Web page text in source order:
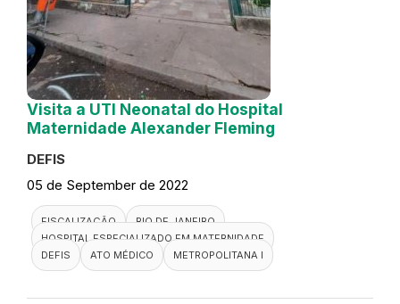
Visita a UTI Neonatal do Hospital
Maternidade Alexander Fleming
DEFIS
05 de September de 2022
FISCALIZAÇÃO
RIO DE JANEIRO
HOSPITAL ESPECIALIZADO EM MATERNIDADE
DEFIS
ATO MÉDICO METROPOLITANA I